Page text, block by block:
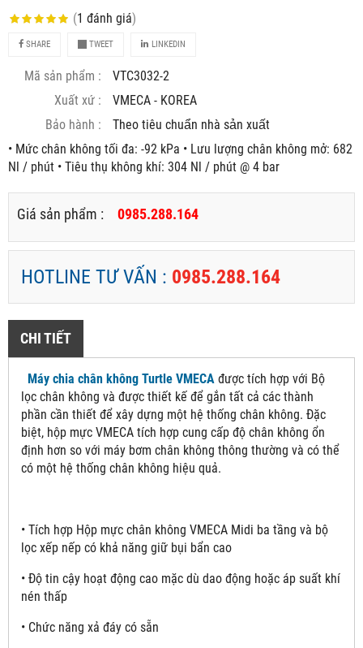
(1 đánh giá)
SHARE TWEET LINKEDIN
Mã sản phẩm :
VTC3032-2
Xuất xứ :
VMECA - KOREA
Bảo hành :
Theo tiêu chuẩn nhà sản xuất
• Mức chân không tối đa: -92 kPa • Lưu lượng chân không mở: 682
Nl / phút • Tiêu thụ không khí: 304 Nl / phút @ 4 bar
Giá sản phẩm : 0985.288.164
HOTLINE TƯ VẤN : 0985.288.164
CHI TIẾT
Máy chia chân không Turtle VMECA được tích hợp với Bộ
lọc chân không và được thiết kế để gắn tất cả các thành
phần cần thiết để xây dựng một hệ thống chân không. Đặc
biệt, hộp mực VMECA tích hợp cung cấp độ chân không ổn
định hơn so với máy bơm chân không thông thường và có thể
có một hệ thống chân không hiệu quả.
• Tích hợp Hộp mực chân không VMECA Midi ba tầng và bộ
lọc xếp nếp có khả năng giữ bụi bẩn cao
• Độ tin cậy hoạt động cao mặc dù dao động hoặc áp suất khí
nén thấp
• Chức năng xả đáy có sẵn